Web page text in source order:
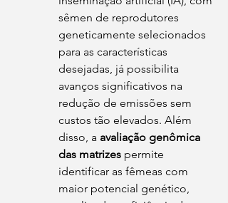
sêmen de reprodutores
geneticamente selecionados
para as características
desejadas, já possibilita
avanços significativos na
redução de emissões sem
custos tão elevados. Além
disso, a avaliação genômica
das matrizes permite
identificar as fêmeas com
maior potencial genético,